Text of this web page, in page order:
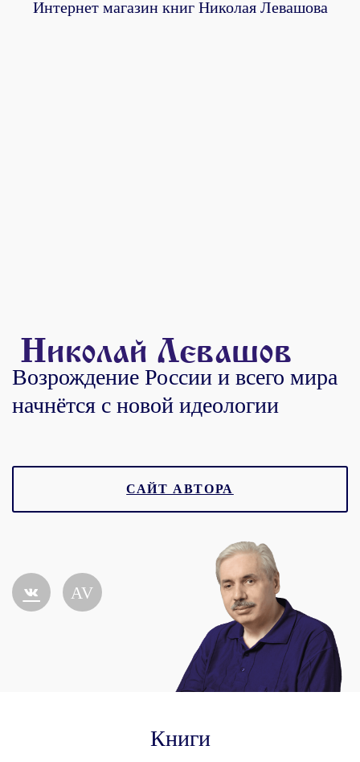
Интернет магазин книг Николая Левашова
Николай Левашов
Возрождение России и всего мира
начнётся с новой идеологии
САЙТ АВТОРА
Книги